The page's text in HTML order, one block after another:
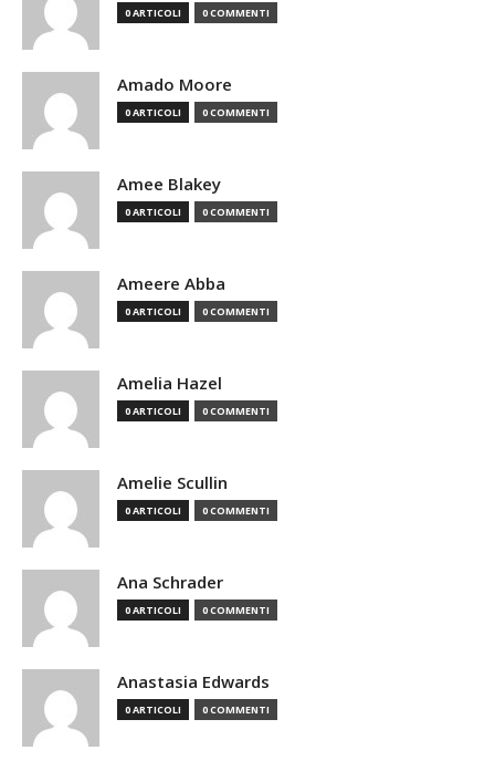
0 ARTICOLI 0 COMMENTI
Amado Moore
0 ARTICOLI 0 COMMENTI
Amee Blakey
0 ARTICOLI 0 COMMENTI
Ameere Abba
0 ARTICOLI 0 COMMENTI
Amelia Hazel
0 ARTICOLI 0 COMMENTI
Amelie Scullin
0 ARTICOLI 0 COMMENTI
Ana Schrader
0 ARTICOLI 0 COMMENTI
Anastasia Edwards
0 ARTICOLI 0 COMMENTI